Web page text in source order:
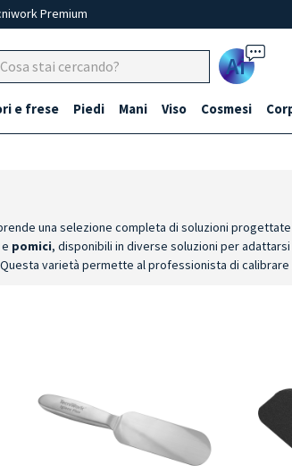
Premium
Ai
e frese Piedi Mani Viso Cosmesi
una selezione completa di soluzioni
e pomici, disponibili in diverse soluzioni per
varietà permette al professionista di
e standard professionali elevati.